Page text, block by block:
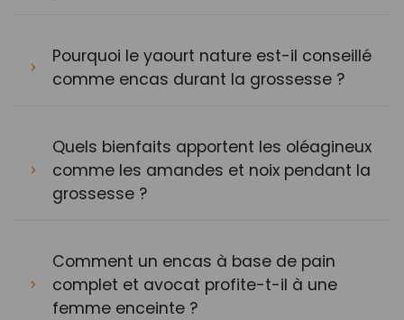
Pourquoi le yaourt nature est-il conseillé
comme encas durant la grossesse ?
Quels bienfaits apportent les oléagineux
comme les amandes et noix pendant la
grossesse ?
Comment un encas à base de pain
complet et avocat profite-t-il à une
femme enceinte ?